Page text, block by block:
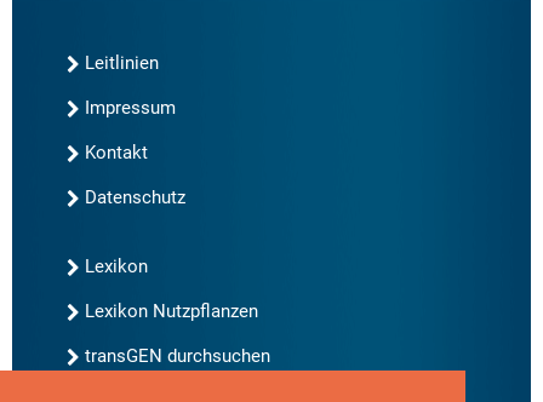
Leitlinien
Impressum
Kontakt
Datenschutz
Lexikon
Lexikon Nutzpflanzen
transGEN durchsuchen